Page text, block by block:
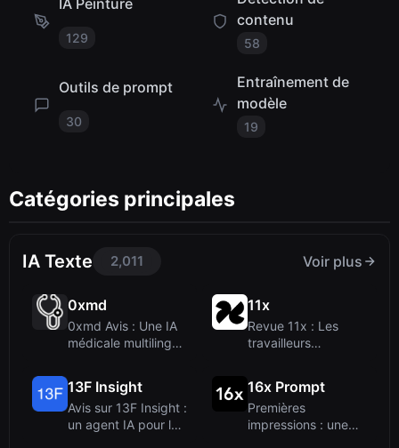
IA Peinture
129
contenu
58
Outils de prompt
30
Entraînement de
modèle
19
Catégories principales
IA Texte 2,011 Voir plus
0xmd
0xmd Avis : Une IA
médicale multilingue
11x
Revue 11x : Les
travailleurs
13F Insight
Avis sur 13F Insight :
un agent IA pour les
16x Prompt
Premières
impressions : une